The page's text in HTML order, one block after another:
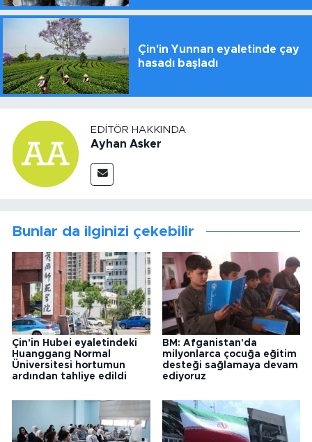
Çin'in Yunnan eyaletinde çay
hasadı başladı
EDITÖR HAKKINDA
Ayhan Asker
Bunlar da ilginizi çekebilir
Çin'in Hubei eyaletindeki
Huanggang Normal
Üniversitesi hortumun
ardından tahliye edildi
BM: Afganistan'da
milyonlarca çocuğa eğitim
desteği sağlamaya devam
ediyoruz